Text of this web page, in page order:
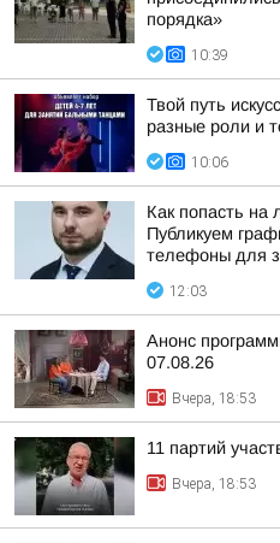
порядка»
10:39
Твой путь
разные роли и
10:06
Как попасть на
Публикуем
телефоны для
12:03
Анонс
07.08.26
Вчера, 18:53
11 партий
Вчера, 18:53